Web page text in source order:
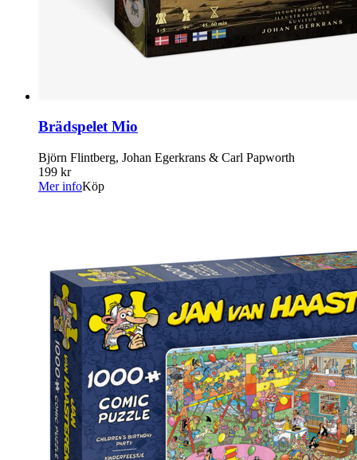
Brädspelet Mio
Björn Flintberg, Johan Egerkrans & Carl Papworth
199 kr
Mer infoKöp